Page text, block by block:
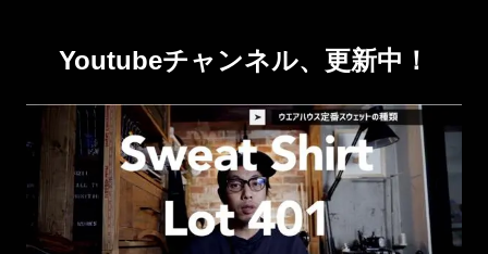
Youtubeチャンネル、更新中！